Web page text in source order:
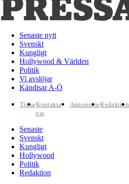
Senaste nytt
Svenskt
Kungligt
Hollywood & Världen
Politik
Vi avslöjar
Kändisar A-Ö
TipsaKontakta
oss
AnnonseraRedaktion
Senaste
Svenskt
Kungligt
Hollywood
Politik
Redaktion